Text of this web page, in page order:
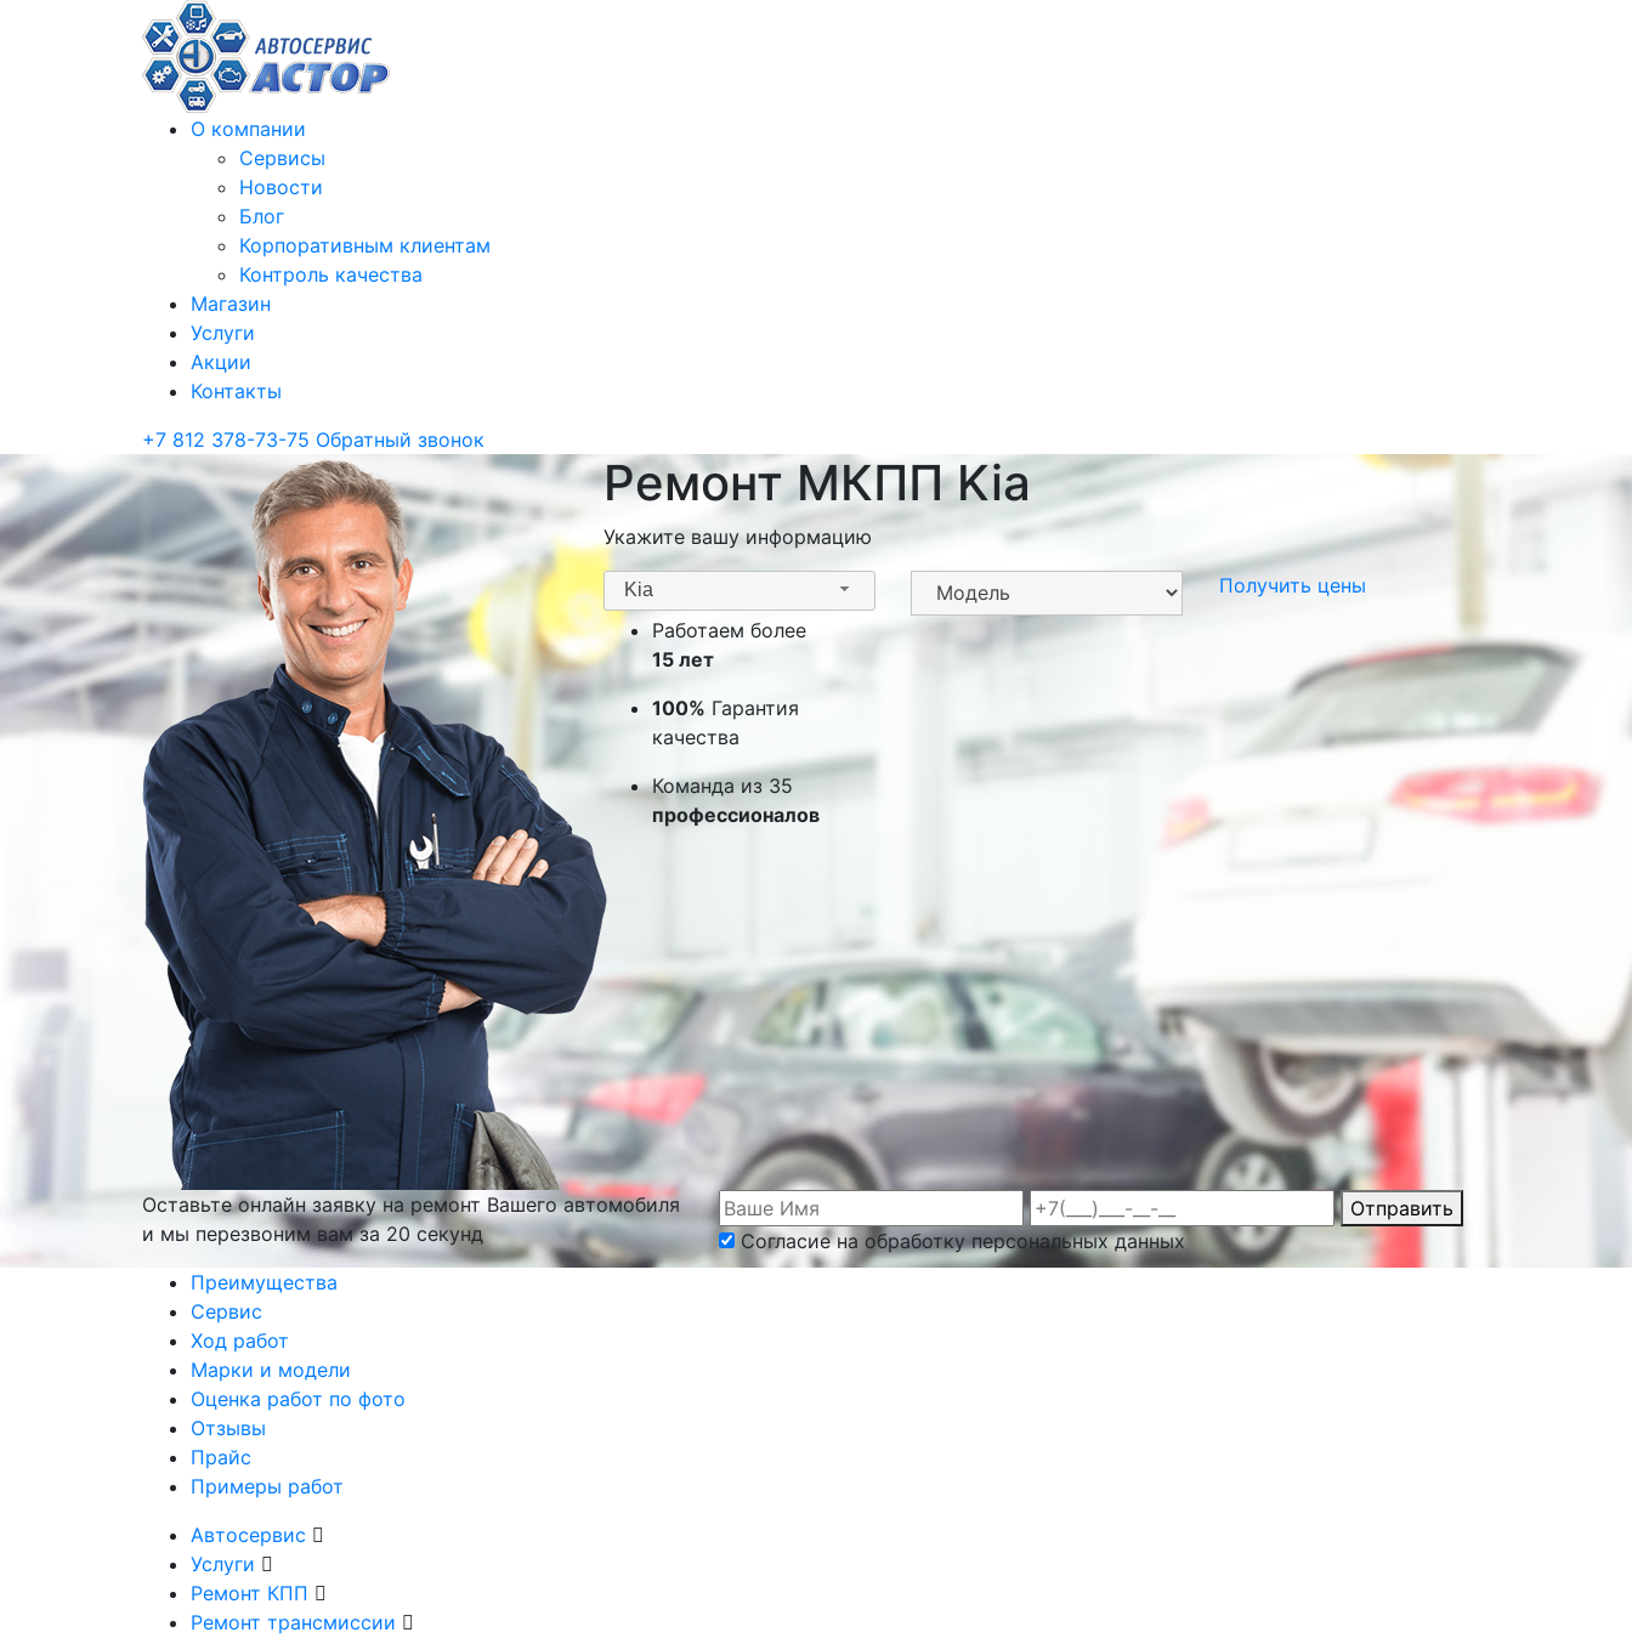
О компании
Сервисы
Новости
Блог
Корпоративным клиентам
Контроль качества
Магазин
Услуги
Акции
Контакты
+7 812 378-73-75 Обратный звонок
Ремонт МКПП Kia
Укажите вашу информацию
Kia
Получить цены
Работаем более
15 лет
100% Гарантия
качества
Команда из 35
профессионалов
Оставьте онлайн заявку на ремонт Вашего автомобиля
и мы перезвоним вамза 20 секунд
Отправить
Согласие на обработку персональных данных
Преимущества
Сервис
Ход работ
Марки и модели
Оценка работ по фото
Отзывы
Прайс
Примеры работ
Автосервис
Услуги
Ремонт КПП
Ремонт трансмиссии